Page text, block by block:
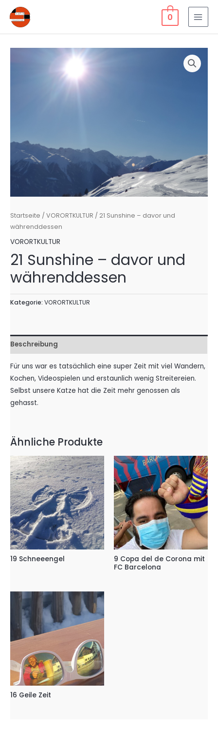
Inhalt
springen
0
Startseite /VORORTKULTUR / 21 Sunshine – davor und
währenddessen
VORORTKULTUR
21 Sunshine – davor und
währenddessen
Kategorie:VORORTKULTUR
Beschreibung
Für uns war es tatsächlich eine super Zeit mit viel Wandern,
Kochen, Videospielen und erstaunlich wenig Streitereien.
Selbst unsere Katze hat die Zeit mehr genossen als
gehasst.
Ähnliche Produkte
19 Schneeengel
9 Copa del de Corona mit
FC Barcelona
16 Geile Zeit